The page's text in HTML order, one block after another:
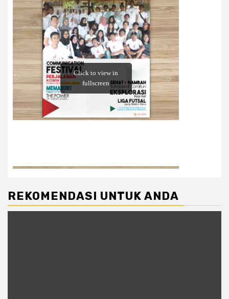
REKOMENDASI UNTUK ANDA